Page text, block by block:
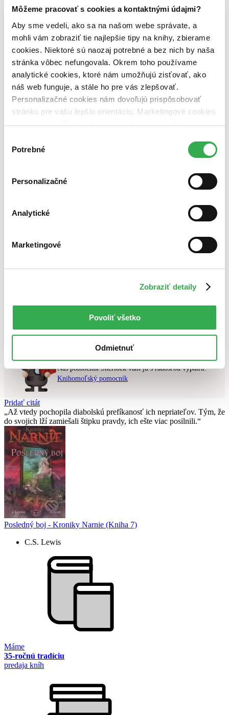
Môžeme pracovať s cookies a kontaktnými údajmi?
Aby sme vedeli, ako sa na našom webe správate, a
mohli vám zobraziť tie najlepšie tipy na knihy, zbierame
cookies. Niektoré sú naozaj potrebné a bez nich by naša
stránka vôbec nefungovala. Okrem toho používame
analytické cookies, ktoré nám umožňujú zisťovať, ako
náš web funguje, a stále ho pre vás zlepšovať.
Personalizačné cookies nám dovoľujú prispôsobovať
stránku pre vašu lepšiu orientáciu. Marketingové cookies
nám zas umožňujú zobrazenie relevantnej reklamy.
nám pomohlo, keby sme mohli používať všetky tieto
súhlasu
Potrebné
Personalizačné
Analytické
Marketingové
Zobraziť detaily
Povoliť všetko
Odmietnuť
predpredaj (0 titulov) predpredaj
pripravujeme (0 titulov)
dostupná (bez vypredaných) (0 titulov)dostupná (bez
vypredaných)
Nové / čítané
nová (0 titulov)nová
čítaná (0 titulov)čítaná
čítaná - výborný stav (0 titulov)čítaná - výborný stav
čítaná - mierne opotrebovaná (0 titulov)
čítaná - mierne
opotrebovaná
čítané verzie vypredaných kníh (0 titulov)čítané verzie
vypredaných kníh
Bestsellery
Najdrahšie
Najlacnejšie
čítané - mierne opotrebované
vyhovujúci zadaným podmienkam.
Skúste prosím zmeniť vyhľadávaný výraz.
Náš pomocník Sherlock vám ju s radosťou vypátra!
Knihomoľský pomocník
Pridať citát
Až vtedy pochopila diabolskú prefíkanosť ich nepriateľov. Tým, že
do svojich lží zamiešali štipku pravdy, ich ešte viac posilnili.
Posledný boj - Kroniky Narnie (Kniha 7)
C.S. Lewis
Máme
35-ročnú tradíciu
predaja kníh